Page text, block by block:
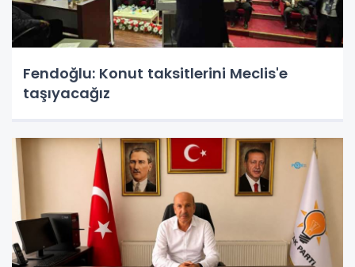
Fendoğlu: Konut taksitlerini Meclis'e
taşıyacağız